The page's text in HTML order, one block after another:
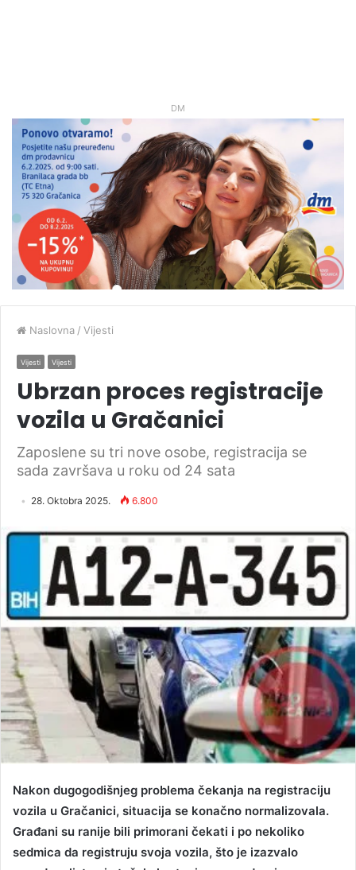
DM
Naslovna / Vijesti
Vijesti Vijesti
Ubrzan proces registracije
vozila u Gračanici
Zaposlene su tri nove osobe, registracija se
sada završava u roku od 24 sata
28. Oktobra 2025. 6.800
Nakon dugogodišnjeg problema čekanja na registraciju
vozila u Gračanici, situacija se konačno normalizovala.
Građani su ranije bili primorani čekati i po nekoliko
sedmica da registruju svoja vozila, što je izazvalo